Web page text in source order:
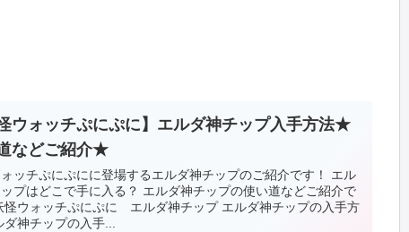
怪ウォッチぷにぷに】エルダ神チップ入手方法★
などご紹介★
ッチぷにぷにに登場するエルダ神チップのご紹介です！ エル
プはどこで手に入る？ エルダ神チップの使い道などご紹介で
怪ウォッチぷにぷに エルダ神チップ エルダ神チップの入手方
神チップの入手...